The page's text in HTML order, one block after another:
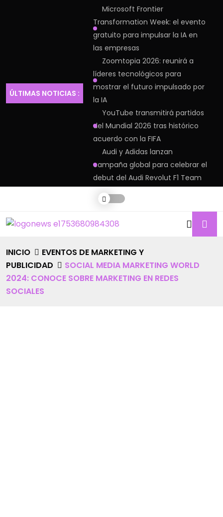
ÚLTIMAS NOTICIAS :
Microsoft Frontier
Transformation Week: el evento
gratuito para impulsar la IA en
las empresas
Zoomtopia 2026: reunirá a
líderes tecnológicos para
mostrar el futuro impulsado por
la IA
YouTube transmitirá partidos
del Mundial 2026 tras histórico
acuerdo con la FIFA
Audi y Adidas lanzan
campaña global para celebrar el
debut del Audi Revolut F1 Team
INICIO
EVENTOS DE MARKETING Y
PUBLICIDAD
SOCIAL MEDIA MARKETING WORLD
2024: CONOCE SOBRE MARKETING EN REDES
SOCIALES